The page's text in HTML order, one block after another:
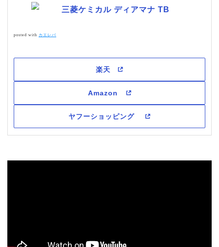
三菱ケミカル ディアマナ TB
posted with カエレバ